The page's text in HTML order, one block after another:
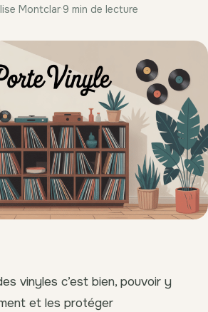
Montclar·9 min de lecture
vinyles c’est bien, pouvoir y
et les protéger